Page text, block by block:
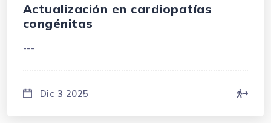
Actualización en cardiopatías
congénitas
---
Dic 3 2025